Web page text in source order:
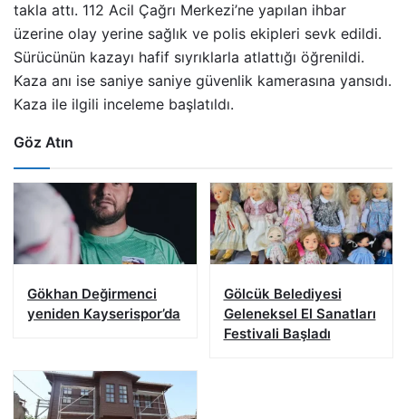
takla attı. 112 Acil Çağrı Merkezi’ne yapılan ihbar
üzerine olay yerine sağlık ve polis ekipleri sevk edildi.
Sürücünün kazayı hafif sıyrıklarla atlattığı öğrenildi.
Kaza anı ise saniye saniye güvenlik kamerasına yansıdı.
Kaza ile ilgili inceleme başlatıldı.
Göz Atın
Gökhan Değirmenci
yeniden Kayserispor’da
Gölcük Belediyesi
Geleneksel El Sanatları
Festivali Başladı